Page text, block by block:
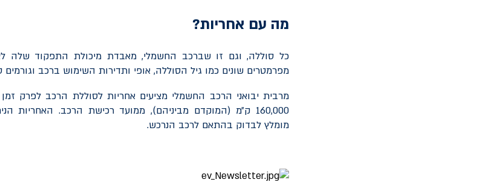
מה עם אחריות?
כל סוללה, וגם זו שברכב החשמלי, מאבדת מיכולת התפקוד שלה
מפרמטרים שונים כמו גיל הסוללה, אופי ותדירות השימוש ברכב וגורמים
160,000 ק״מ (המוקדם מביניהם), ממועד רכישת הרכב. האחריות
מומלץ לבדוק בהתאם לרכב הנרכש.